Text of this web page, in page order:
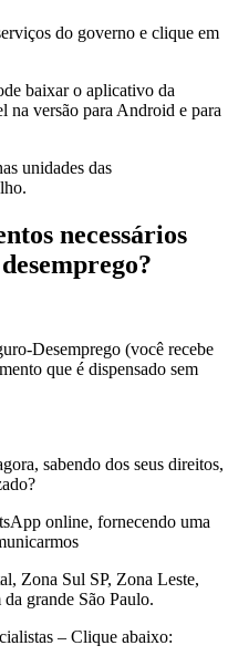
do governo e clique em
baixar o aplicativo da
versão para Android e para
unidades das
necessários
Desemprego (você recebe
que é dispensado sem
sabendo dos seus direitos,
online, fornecendo uma
Zona Sul SP, Zona Leste,
grande São Paulo.
– Clique abaixo: